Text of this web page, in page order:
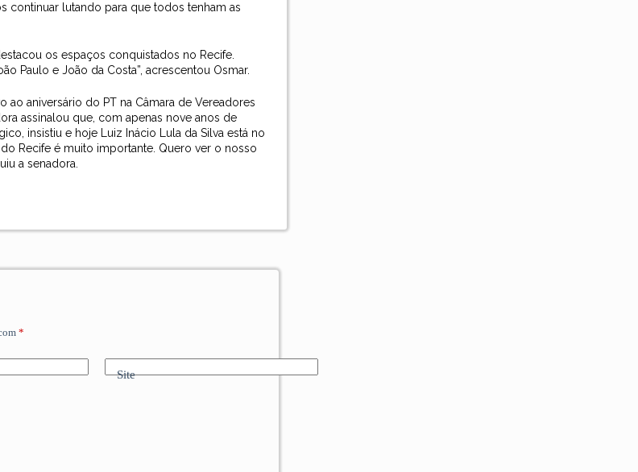
continuar lutando para que todos tenham as
os espaços conquistados no Recife.
Paulo e João da Costa”, acrescentou Osmar.
aniversário do PT na Câmara de Vereadores
assinalou que, com apenas nove anos de
insistiu e hoje Luiz Inácio Lula da Silva está no
Recife é muito importante. Quero ver o nosso
a senadora.
*
Site